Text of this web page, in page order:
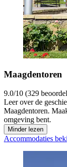
Maagdentoren
9.0/10 (329
Leer over de
Maagdentoren.
omgeving bent.
Minder lezen
Accommodaties